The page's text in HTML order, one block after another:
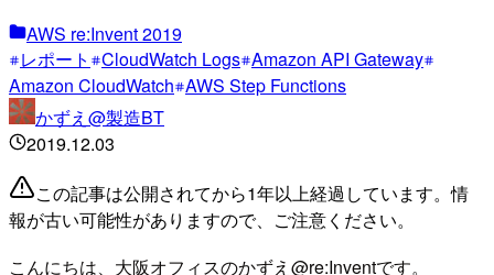
AWS re:Invent 2019
レポート
CloudWatch Logs Amazon API Gateway
Amazon CloudWatch AWS Step Functions
かずえ@製造BT
2019.12.03
この記事は公開されてから1年以上経過しています。情
報が古い可能性がありますので、ご注意ください。
こんにちは、大阪オフィスのかずえ@re:Inventです。